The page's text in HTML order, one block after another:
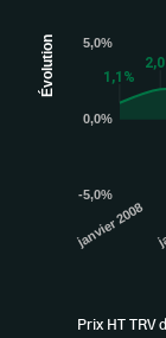
Prix HT